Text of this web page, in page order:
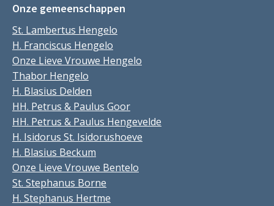
Onze gemeenschappen
St. Lambertus Hengelo
H. Franciscus Hengelo
Onze Lieve Vrouwe Hengelo
Thabor Hengelo
H. Blasius Delden
HH. Petrus & Paulus Goor
HH. Petrus & Paulus Hengevelde
H. Isidorus St. Isidorushoeve
H. Blasius Beckum
Onze Lieve Vrouwe Bentelo
St. Stephanus Borne
H. Stephanus Hertme